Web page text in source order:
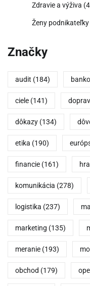
Zdravie a výživa
Ženy podnikateľky
Značky
audit (184)
ciele (141)
dôkazy (134)
etika (190)
financie (161)
komunikácia (278)
logistika (237)
marketing (135)
meranie (193)
obchod (179)